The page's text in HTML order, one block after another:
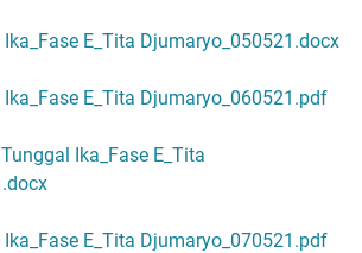
E_Tita Djumaryo_050521.docx
E_Tita Djumaryo_060521.pdf
Ika_Fase E_Tita
E_Tita Djumaryo_070521.pdf